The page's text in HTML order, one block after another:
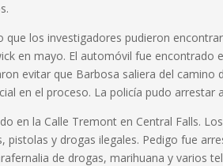
que los investigadores pudieron
en mayo. El automóvil fue encontrado
evitar que Barbosa saliera del
en el proceso. La policía pudo arrestar
en la Calle Tremont en Central Falls.
pistolas y drogas ilegales. Pedigo fue
de drogas, marihuana y varios